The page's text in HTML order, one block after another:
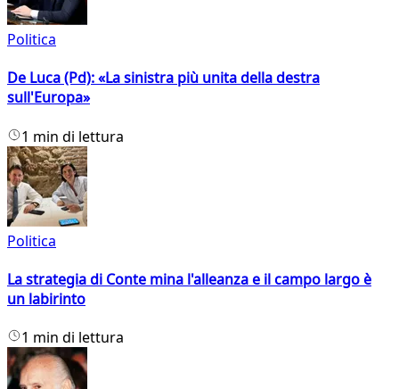
Politica
De Luca (Pd): «La sinistra più unita della destra
sull'Europa»
1 min di lettura
Politica
La strategia di Conte mina l'alleanza e il campo largo è
un labirinto
1 min di lettura